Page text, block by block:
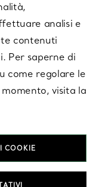
analisi e
contenuti
Per saperne di
come regolare le
visita la
COOKIE